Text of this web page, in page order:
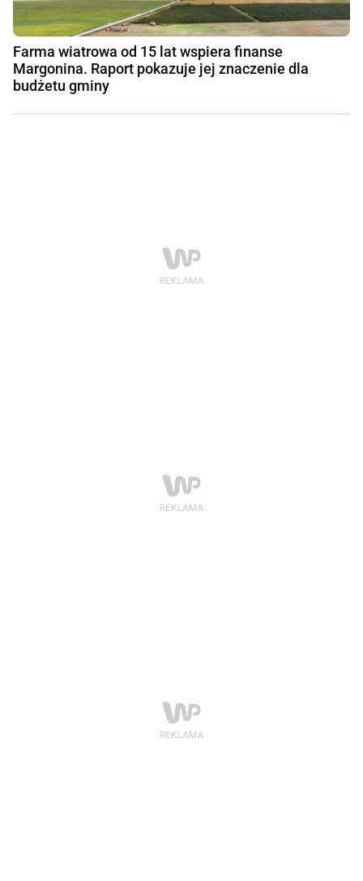
Farma wiatrowa od 15 lat wspiera finanse
Margonina. Raport pokazuje jej znaczenie dla
budżetu gminy